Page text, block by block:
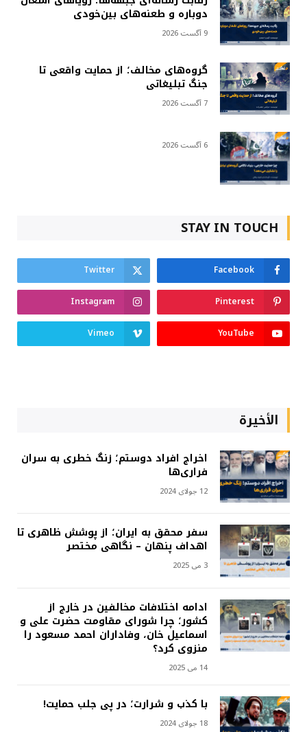
دوباره و طعنه‌های بین‌خودی
9 آگست 2026
گروه‌های مخالف؛ از حمایت واقعی تا
جنگ تبلیغاتی
7 آگست 2026
6 آگست 2026
STAY IN TOUCH
Facebook
Twitter
Pinterest
Instagram
YouTube
Vimeo
الأخيرة
اخراج افراد دوستم؛ زنگ خطری به سران
فراری‌ها
12 جولای 2024
سفر محقق به ایران؛ از پوشش ظاهری تا
اهداف پنهان – نگاهی مختصر
3 می 2025
ادامه اختلافات مخالفین در خارج از
کشور؛ چرا شورای مقاومت حضرت علی و
اسماعیل خان، وفاداران احمد مسعود را
منزوی کرد؟
14 می 2025
با کذب و شرارت؛ در پی جلب حمایت!
18 جولای 2024